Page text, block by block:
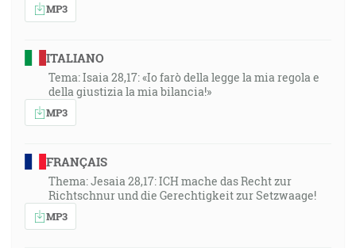
MP3
ITALIANO
Tema: Isaia 28,17: «Io farò della legge la mia regola e
della giustizia la mia bilancia!»
MP3
FRANÇAIS
Thema: Jesaia 28,17: ICH mache das Recht zur
Richtschnur und die Gerechtigkeit zur Setzwaage!
MP3